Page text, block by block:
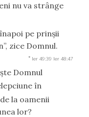
nu va strânge
pe prinşii
zice Domnul.
* Ier 49:39 Ier 48:47
Domnul
în
la oamenii
lor?